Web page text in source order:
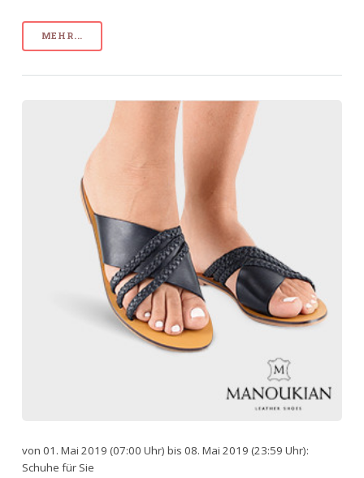
MEHR...
von 01. Mai 2019 (07:00 Uhr) bis 08. Mai 2019 (23:59 Uhr):
Schuhe für Sie